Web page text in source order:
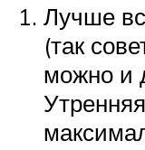
Лучше
(так
можно и